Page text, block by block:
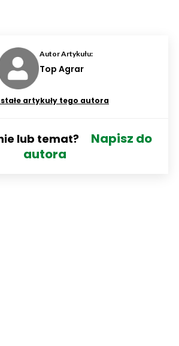
Autor Artykułu:
Top Agrar
artykuły tego autora
lub temat?
Napisz do
autora